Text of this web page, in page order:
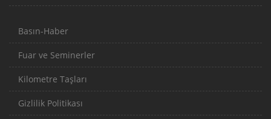
Basın-Haber
Fuar ve Seminerler
Kilometre Taşları
Gizlilik Politikası